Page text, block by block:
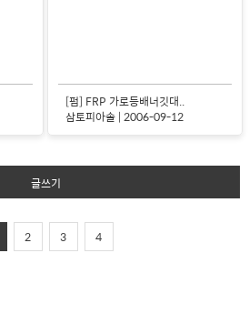
[펌] FRP 가로등배너깃대..
삼토피아솔 | 2006-09-12
글쓰기
2 3 4